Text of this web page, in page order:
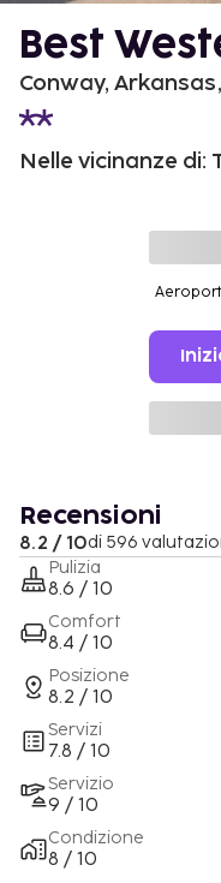
Best
Conway,
Nelle vicinanze di:
Recensioni
8.2 / 10di 596
Pulizia
8.6 / 10
Comfort
8.4 / 10
Posizione
8.2 / 10
Servizi
7.8 / 10
Servizio
9 / 10
Condizione
8 / 10